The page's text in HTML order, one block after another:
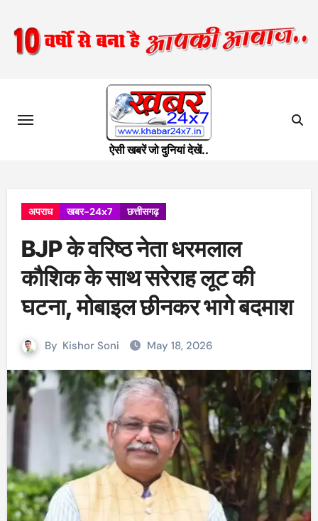
content
ऐसी खबरें जो दुनियां देखें..
अपराध खबर-24x7 छत्तीसगढ़
BJP के वरिष्ठ नेता धरमलाल
कौशिक के साथ सरेराह लूट की
घटना, मोबाइल छीनकर भागे बदमाश
By Kishor Soni May 18, 2026